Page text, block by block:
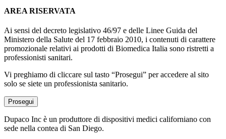
AREA RISERVATA
Ai sensi del decreto legislativo 46/97 e delle Linee Guida del
Ministero della Salute del 17 febbraio 2010, i contenuti di carattere
promozionale relativi ai prodotti di Biomedica Italia sono ristretti a
professionisti sanitari.
Vi preghiamo di cliccare sul tasto “Prosegui” per accedere al sito
solo se siete un professionista sanitario.
Prosegui
Dupaco Inc è un produttore di dispositivi medici californiano con
sede nella contea di San Diego.